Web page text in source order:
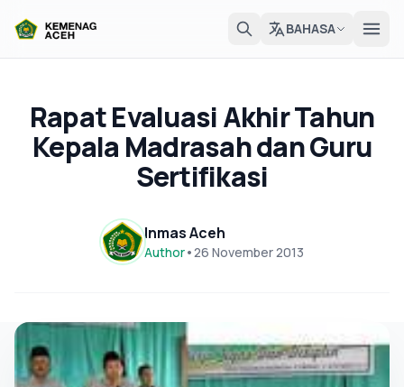
BAHASA
Rapat Evaluasi Akhir Tahun
Kepala Madrasah dan Guru
Sertifikasi
Inmas Aceh
Author•26 November 2013